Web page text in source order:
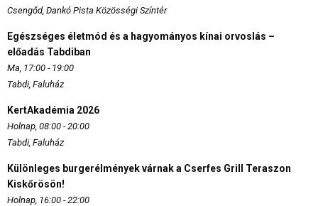
Csengőd, Dankó Pista Közösségi Színtér
Egészséges életmód és a hagyományos kínai orvoslás –
előadás Tabdiban
Ma, 17:00 - 19:00
Tabdi, Faluház
KertAkadémia 2026
Holnap, 08:00 - 20:00
Tabdi, Faluház
Különleges burgerélmények várnak a Cserfes Grill Teraszon
Kiskőrösön!
Holnap, 16:00 - 22:00